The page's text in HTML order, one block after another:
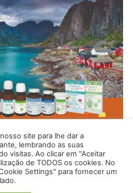
site para lhe dar a
lembrando as suas
visitas. Ao clicar em "Aceitar
de TODOS os cookies. No
Settings" para fornecer um